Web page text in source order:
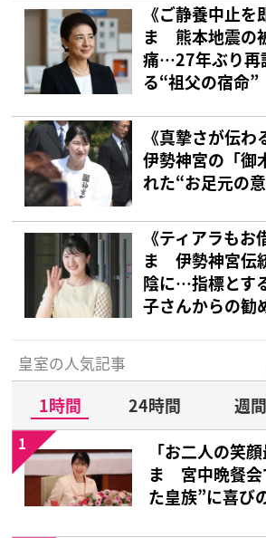
《ご静養中止
ま 熊本地震の
痛…27年ぶり再
る“祖父の宿命”
《真摯さが伝
伊勢神宮の「御
れた“お足元の
《ティアラも
ま 伊勢神宮伝
陰に…指標とす
子さんからの勧
皇室の人気記事
1時間 24時間 週間
「お二人の笑
ま 宮中晩餐会
た皇族”に喜び
1